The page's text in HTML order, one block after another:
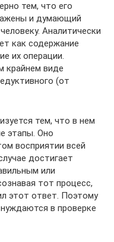
тем, что его
и думающий
Аналитически
как содержание
их операции.
крайнем виде
(от
тем, что в нем
этапы. Оно
восприятии всей
достигает
или
тот процесс,
этот ответ. Поэтому
в проверке